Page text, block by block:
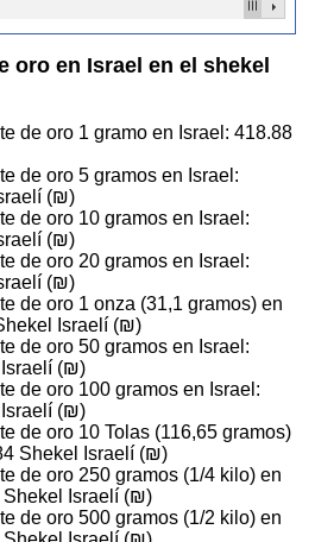
oro en Israel en el shekel
de oro 1 gramo en Israel: 418.88
de oro 5 gramos en Israel:
(₪)
de oro 10 gramos en Israel:
(₪)
de oro 20 gramos en Israel:
(₪)
de oro 1 onza (31,1 gramos) en
Israelí (₪)
de oro 50 gramos en Israel:
(₪)
de oro 100 gramos en Israel:
(₪)
de oro 10 Tolas (116,65 gramos)
Shekel Israelí (₪)
de oro 250 gramos (1/4 kilo) en
Shekel Israelí (₪)
de oro 500 gramos (1/2 kilo) en